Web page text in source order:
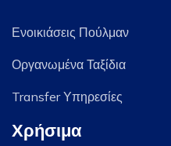
Ενοικιάσεις Πούλμαν
Οργανωμένα Ταξίδια
Transfer Υπηρεσίες
Χρήσιμα